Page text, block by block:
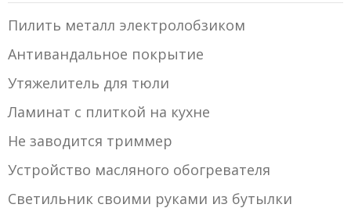
Пилить металл электролобзиком
Антивандальное покрытие
Утяжелитель для тюли
Ламинат с плиткой на кухне
Не заводится триммер
Устройство масляного обогревателя
Светильник своими руками из бутылки